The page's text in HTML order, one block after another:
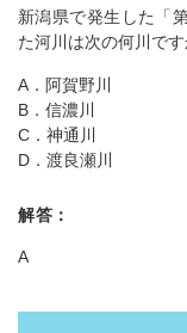
新潟県で発生した「
た河川は次の何川です
A．阿賀野川
B．信濃川
C．神通川
D．渡良瀬川
解答：
A